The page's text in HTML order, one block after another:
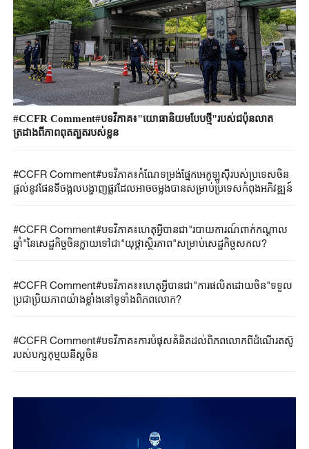
#CCFR Comment#បទវិភាគ៖"យោធានិយមបែបថ្មី"របស់ជប៉ុនលាត
ត្រដាងពីភាពពុតត្បុតរបស់ខ្លួន
#CCFR Comment#បទវិភាគ៖កំណែទម្រង់ផ្នែកអេកូឡូស៊ីរបស់ប្រទេសចិន
ផ្តល់នូវផែនទីចង្អុលបង្ហាញផ្លូវដែលអាចចម្លងបានសម្រាប់ប្រទេសកំពុងអភិវឌ្ឍន៍
#CCFR Comment#បទវិភាគ៖ហេតុអ្វីបានជា"របាយការណ៍ពាក់កណ្តាល
ឆ្នាំ"នៃសេដ្ឋកិច្ចចិនក្លាយទៅជា"យុថ្កាស្ថិរភាព"សម្រាប់សេដ្ឋកិច្ចសកល?
#CCFR Comment#បទវិភាគ៖៖ហេតុអ្វីបានជា"ការផលិតដោយចិន"ទទួល
ប្រជាប្រិយភាពយ៉ាងខ្លាំងនៅទូទាំងពិភពលោក?
#CCFR Comment#បទវិភាគ៖ការបំផុសគំនិតដល់ពិភពលោកពីដំណើរតស៊ូ
របស់បក្សកុម្មុយនីស្តចិន